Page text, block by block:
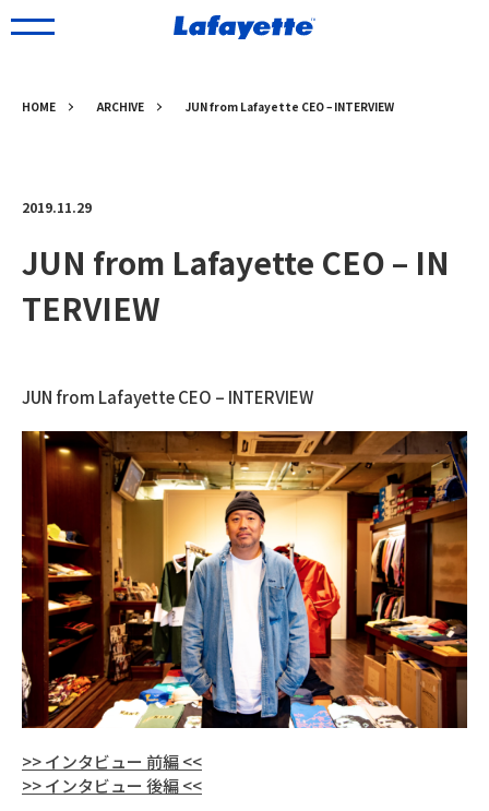
HOME ARCHIVE JUN from Lafayette CEO – INTERVIEW
2019.11.29
JUN from Lafayette CEO – IN
TERVIEW
JUN from Lafayette CEO – INTERVIEW
>> インタビュー 前編 <<
>> インタビュー 後編 <<